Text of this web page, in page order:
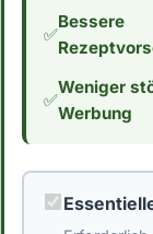
✅
Bessere
✅
Weniger
Werbung